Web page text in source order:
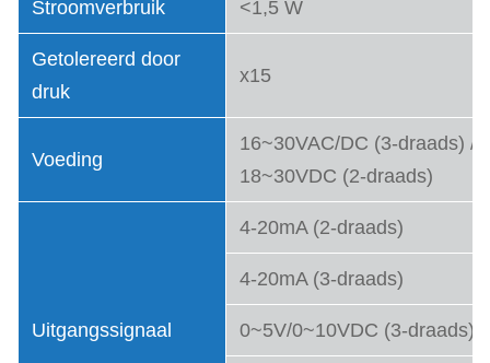
Stroomverbruik <1,5 W
Getolereerd door
druk
x15
Voeding
16~30VAC/DC (3-draads) /
18~30VDC (2-draads)
Uitgangssignaal
4-20mA (2-draads)
4-20mA (3-draads)
0~5V/0~10VDC (3-draads)